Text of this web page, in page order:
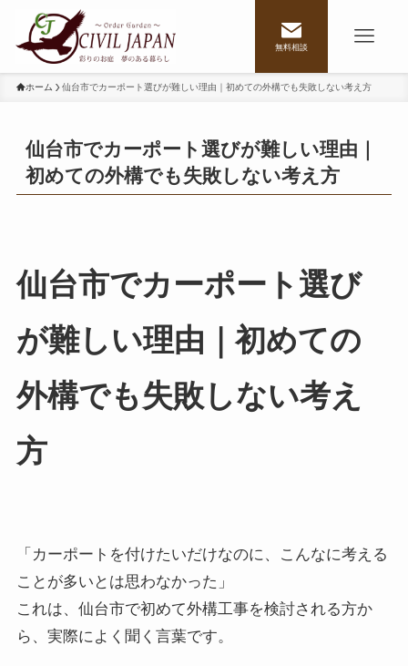
無料相談
ホーム 仙台市でカーポート選びが難しい理由｜初めての外構でも失敗しない考え方
仙台市でカーポート選びが難しい理由｜
初めての外構でも失敗しない考え方
仙台市でカーポート選び
が難しい理由｜初めての
外構でも失敗しない考え
方
「カーポートを付けたいだけなのに、こんなに考える
ことが多いとは思わなかった」
これは、仙台市で初めて外構工事を検討される方か
ら、実際によく聞く言葉です。